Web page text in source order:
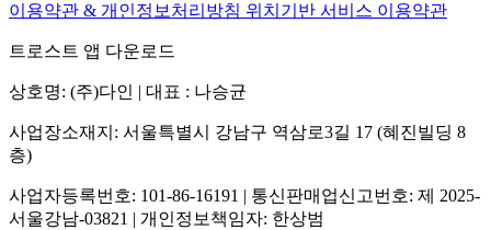
이용약관 & 개인정보처리방침 위치기반 서비스 이용약관
트로스트 앱 다운로드
상호명: (주)다인 | 대표 : 나승균
사업장소재지: 서울특별시 강남구 역삼로3길 17 (혜진빌딩 8
층)
사업자등록번호: 101-86-16191 | 통신판매업신고번호: 제 2025-
서울강남-03821 | 개인정보책임자: 한상범